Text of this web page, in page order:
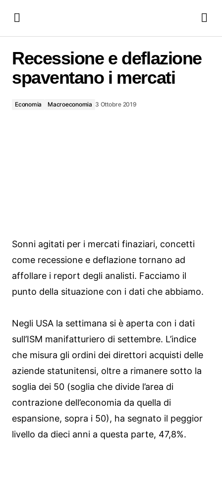
Recessione e deflazione
spaventano i mercati
Economia Macroeconomia 3 Ottobre 2019
Sonni agitati per i mercati finaziari, concetti
come recessione e deflazione tornano ad
affollare i report degli analisti. Facciamo il
punto della situazione con i dati che abbiamo.
Negli USA la settimana si è aperta con i dati
sull’ISM manifatturiero di settembre. L’indice
che misura gli ordini dei direttori acquisti delle
aziende statunitensi, oltre a rimanere sotto la
soglia dei 50 (soglia che divide l’area di
contrazione dell’economia da quella di
espansione, sopra i 50), ha segnato il peggior
livello da dieci anni a questa parte, 47,8%.